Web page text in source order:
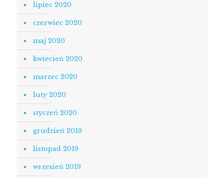
lipiec 2020
czerwiec 2020
maj 2020
kwiecień 2020
marzec 2020
luty 2020
styczeń 2020
grudzień 2019
listopad 2019
wrzesień 2019